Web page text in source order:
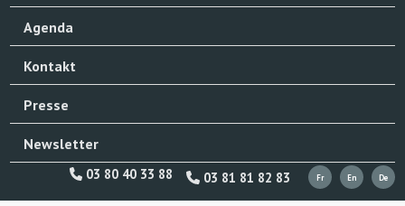
Agenda
Kontakt
Presse
Newsletter
03 81 81 82 83
03 80 40 33 88